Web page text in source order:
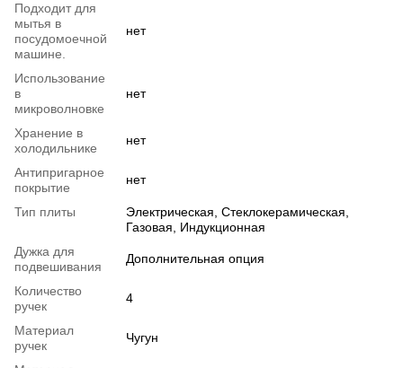
Подходит для
мытья в
посудомоечной
машине.
нет
Использование
в
микроволновке
нет
Хранение в
холодильнике
нет
Антипригарное
покрытие
нет
Тип плиты
Электрическая, Стеклокерамическая,
Газовая, Индукционная
Дужка для
подвешивания
Дополнительная опция
Количество
ручек
4
Материал
ручек
Чугун